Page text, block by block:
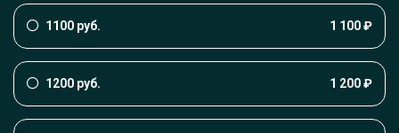
1100 руб. 1 100 ₽
1200 руб. 1 200 ₽